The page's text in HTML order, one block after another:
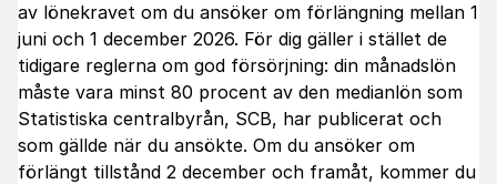
av lönekravet om du ansöker om förlängning mellan 1
juni och 1 december 2026. För dig gäller i stället de
tidigare reglerna om god försörjning: din månadslön
måste vara minst 80 procent av den medianlön som
Statistiska centralbyrån, SCB, har publicerat och
som gällde när du ansökte. Om du ansöker om
förlängt tillstånd 2 december och framåt, kommer du